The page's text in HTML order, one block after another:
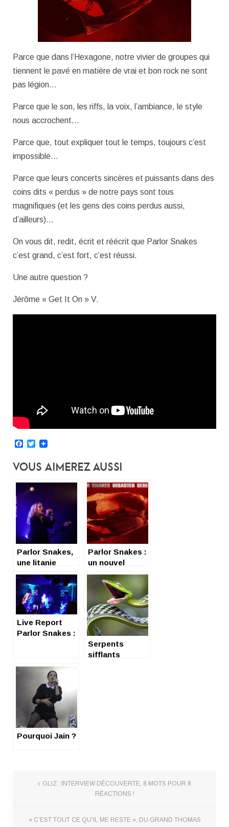
Parce que dans l’Hexagone, notre vivier de groupes qui
tiennent le pavé en matière de vrai et bon rock ne sont
pas légion…
Parce que le son, les riffs, la voix, l’ambiance, le style
nous accrochent…
Parce que, tout expliquer tout le temps, toujours c’est
impossible…
Parce que leurs concerts sincères et puissants dans des
coins dits « perdus » de notre pays sont tous
magnifiques (et les gens des coins perdus aussi,
d’ailleurs)…
On vous dit, redit, écrit et réécrit que Parlor Snakes
c’est grand, c’est fort, c’est réussi.
Une autre question ?
Jérôme « Get It On » V.
Facebook
Twitter
Vous Aimerez Aussi
Parlor Snakes,
une litanie
automnale
Parlor Snakes :
un nouvel
album sorti des
ténèbres !
Live Report
Parlor Snakes :
Serpents
sifflants
Pourquoi Jain ?
GLIZ : INTERVIEW DÉCOUVERTE, 8 MOTS POUR 8
RÉACTIONS !
« C’EST TOUT CE QU’IL ME RESTE », DU GRAND THOMAS